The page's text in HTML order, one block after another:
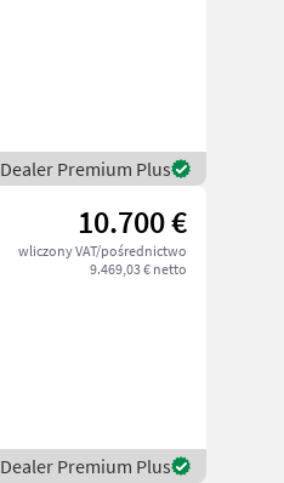
Dealer Premium Plus
10.700 €
wliczony VAT/pośrednictwo
9.469,03 € netto
Dealer Premium Plus